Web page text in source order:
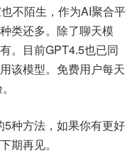
不陌生，作为AI聚合平
类还多。除了聊天模
。目前GPT4.5也已同
该模型。免费用户每天
种方法，如果你有更好
期再见。